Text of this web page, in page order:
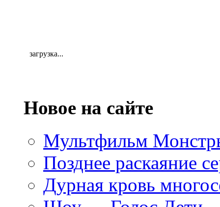
загрузка...
Новое на сайте
Мультфильм
Позднее раскаяние
Дурная кровь